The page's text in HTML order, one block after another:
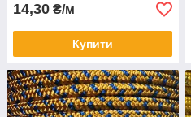
14,30 ₴/м
Купити